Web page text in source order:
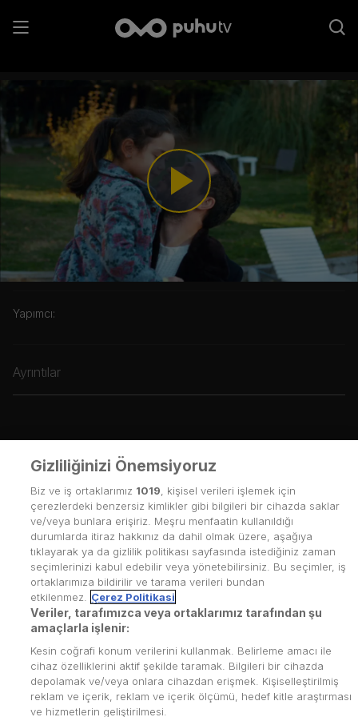
Play
Video
8. Bölüm - Zeyno Aşkım Benim
Kategori:
Yapımcı:
Ayrıntılar
Kullanım Koşulları
Gizliliğinizi Önemsiyoruz
Biz ve iş ortaklarımız 1019 , kişisel verileri işlemek için
çerezlerdeki benzersiz kimlikler gibi bilgileri bir cihazda saklar
ve/veya bunlara erişiriz. Meşru menfaatin kullanıldığı
durumlarda itiraz hakkınız da dahil olmak üzere, aşağıya
tıklayarak ya da gizlilik politikası sayfasında istediğiniz zaman
seçimlerinizi kabul edebilir veya yönetebilirsiniz. Bu seçimler, iş
ortaklarımıza bildirilir ve tarama verileri bundan
etkilenmez.
Çerez Politikasi
Veriler, tarafımızca veya ortaklarımız tarafından şu
amaçlarla işlenir:
Kesin coğrafi konum verilerini kullanmak. Belirleme amacı ile
cihaz özelliklerini aktif şekilde taramak. Bilgileri bir cihazda
depolamak ve/veya onlara cihazdan erişmek. Kişiselleştirilmiş
reklam ve içerik, reklam ve içerik ölçümü, hedef kitle araştırması
ve hizmetlerin geliştirilmesi.